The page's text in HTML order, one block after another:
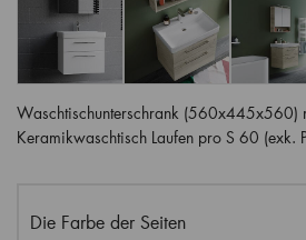
Waschtischunterschrank (560x445x560)
Keramikwaschtisch Laufen pro S 60 (exk.
Die Farbe der Seiten